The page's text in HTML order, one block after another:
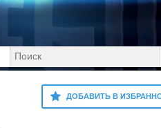
ДОБАВИТЬ В